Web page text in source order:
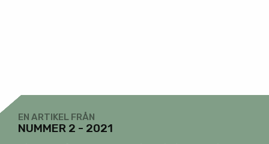
EN ARTIKEL FRÅN
NUMMER 2 - 2021